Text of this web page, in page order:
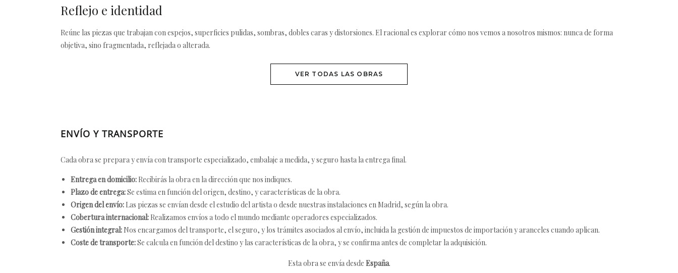
Reflejo e identidad
Reúne las piezas que trabajan con espejos, superficies pulidas, sombras, dobles caras y distorsiones. El racional es explorar cómo nos vemos a nosotros mismos: nunca de forma
objetiva, sino fragmentada, reflejada o alterada.
VER TODAS LAS OBRAS
ENVÍO Y TRANSPORTE
Cada obra se prepara y envía con transporte especializado, embalaje a medida, y seguro hasta la entrega final.
Entrega en domicilio: Recibirás la obra en la dirección que nos indiques.
Plazo de entrega:Se estima en función del origen, destino, y características de la obra.
Origen del envío: Las piezas se envían desde el estudio del artista o desde nuestras instalaciones en Madrid, según la obra.
Cobertura internacional: Realizamos envíos a todo el mundo mediante operadores especializados.
Gestión integral: Nos encargamos del transporte, el seguro, y los trámites asociados al envío, incluida la gestión de impuestos de importación y aranceles cuando aplican.
Coste de transporte:Se calcula en función del destino y las características de la obra, y se confirma antes de completar la adquisición.
Esta obra se envía desde España.